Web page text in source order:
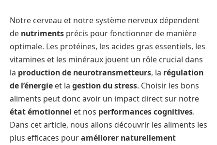
Notre cerveau et notre système nerveux dépendent
de nutriments précis pour fonctionner de manière
optimale. Les protéines, les acides gras essentiels, les
vitamines et les minéraux jouent un rôle crucial dans
la production de neurotransmetteurs, la régulation
de l’énergie et la gestion du stress. Choisir les bons
aliments peut donc avoir un impact direct sur notre
état émotionnel et nos performances cognitives.
Dans cet article, nous allons découvrir les aliments les
plus efficaces pouraméliorer naturellement